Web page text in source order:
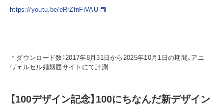
https://youtu.be/eRrZfnFiVAU
＊ダウンロード数：2017年8月31日から2025年10月1日の期間、アニ
ヴェルセル婚姻届サイトにて計測
【100デザイン記念】100にちなんだ新デザイン